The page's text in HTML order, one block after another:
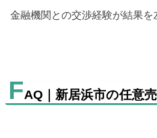
金融機関との交渉経験が結果を
FAQ｜新居浜市の任意